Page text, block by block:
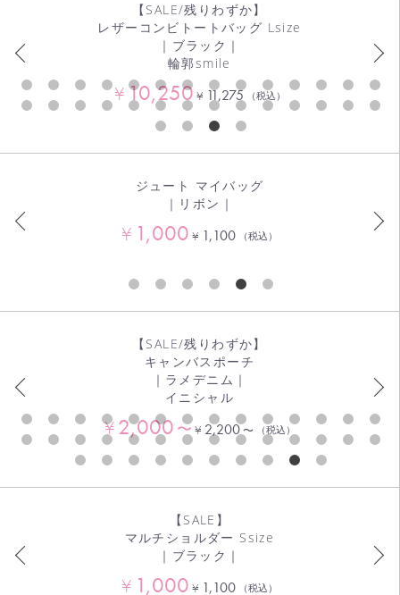
【SALE/残りわずか】
レザーコンビトートバッグ Lsize
｜ブラック｜
輪郭smile
¥10,250 ¥ 11,275 （税込）
ジュート マイバッグ
｜リボン｜
¥ 1,000 ¥ 1,100 （税込）
【SALE/残りわずか】
キャンバスポーチ
｜ラメデニム｜
イニシャル
¥2,000 〜¥ 2,200 〜 （税込）
【SALE】
マルチショルダー Ssize
｜ブラック｜
¥ 1,000 ¥ 1,100 （税込）